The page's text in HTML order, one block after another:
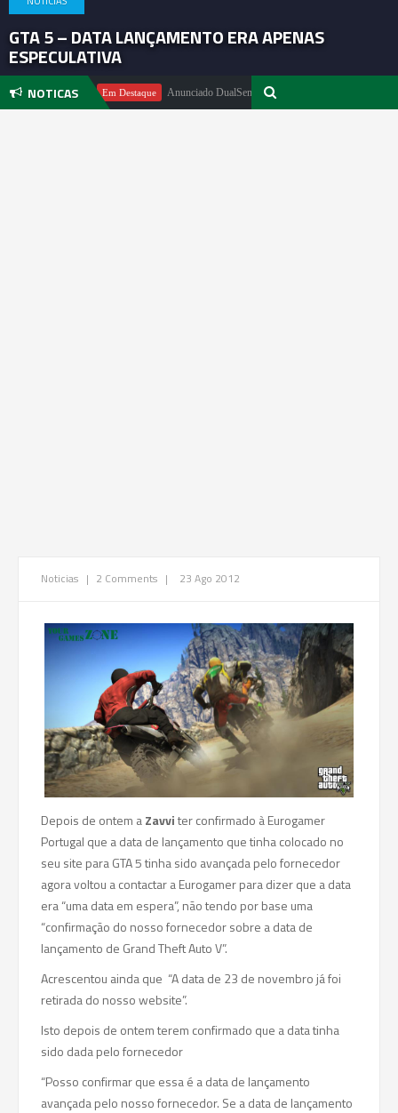
GTA 5 – DATA LANÇAMENTO ERA APENAS
ESPECULATIVA
NOTICAS
Pachter Em Destaque Anunciado DualSense The Last of Us Limited Edition
Noticias | 2 Comments | 23 Ago 2012
Depois de ontem aZavviter confirmado à Eurogamer
Portugal que a data de lançamento que tinha colocado no
seu site para GTA 5 tinha sido avançada pelo fornecedor
agora voltou a contactar a Eurogamer para dizer que a data
era “uma data em espera”, não tendo por base uma
“confirmação do nosso fornecedor sobre a data de
lançamento de Grand Theft Auto V”.
Acrescentou ainda que “A data de 23 de novembro já foi
retirada do nosso website”.
Isto depois de ontem terem confirmado que a data tinha
sido dada pelo fornecedor
“Posso confirmar que essa é a data de lançamento
avançada pelo nosso fornecedor. Se a data de lançamento